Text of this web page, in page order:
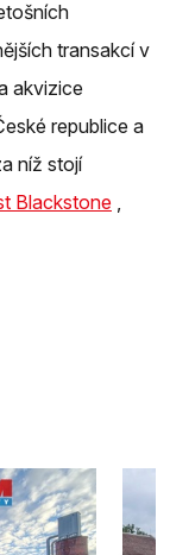
transakcí v
akvizice
republice a
níž stojí
Blackstone